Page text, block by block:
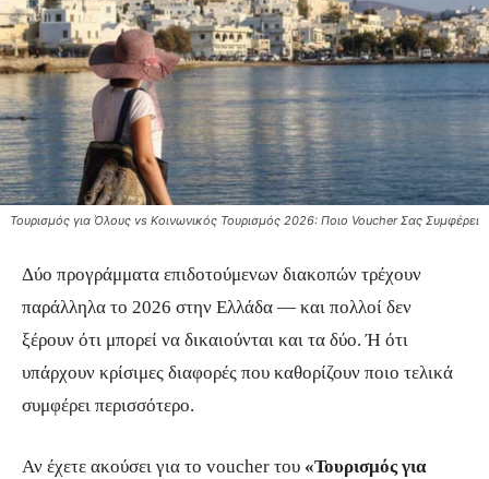
Τουρισμός για Όλους vs Κοινωνικός Τουρισμός 2026: Ποιο Voucher Σας Συμφέρει
Δύο προγράμματα επιδοτούμενων διακοπών τρέχουν
παράλληλα το 2026 στην Ελλάδα — και πολλοί δεν
ξέρουν ότι μπορεί να δικαιούνται και τα δύο. Ή ότι
υπάρχουν κρίσιμες διαφορές που καθορίζουν ποιο τελικά
συμφέρει περισσότερο.
Αν έχετε ακούσει για το voucher του «Τουρισμός για